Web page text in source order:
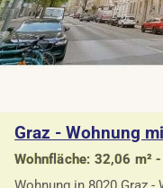
Graz - Wohnung
Wohnfläche: 32,06 m²